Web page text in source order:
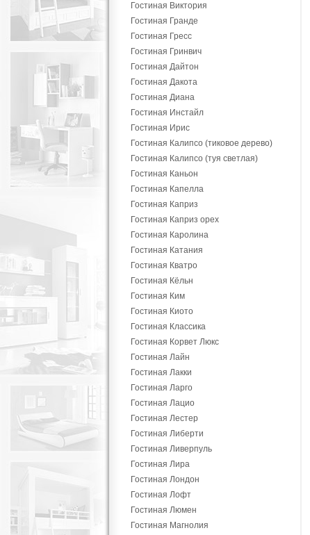
Гостиная Виктория
Гостиная Гранде
Гостиная Гресс
Гостиная Гринвич
Гостиная Дайтон
Гостиная Дакота
Гостиная Диана
Гостиная Инстайл
Гостиная Ирис
Гостиная Калипсо (тиковое дерево)
Гостиная Калипсо (туя светлая)
Гостиная Каньон
Гостиная Капелла
Гостиная Каприз
Гостиная Каприз орех
Гостиная Каролина
Гостиная Катания
Гостиная Кватро
Гостиная Кёльн
Гостиная Ким
Гостиная Киото
Гостиная Классика
Гостиная Корвет Люкс
Гостиная Лайн
Гостиная Лакки
Гостиная Ларго
Гостиная Лацио
Гостиная Лестер
Гостиная Либерти
Гостиная Ливерпуль
Гостиная Лира
Гостиная Лондон
Гостиная Лофт
Гостиная Люмен
Гостиная Магнолия